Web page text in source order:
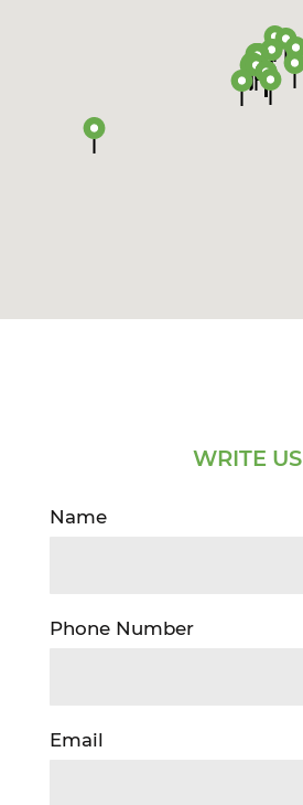
WRITE US
Name
Phone Number
Email